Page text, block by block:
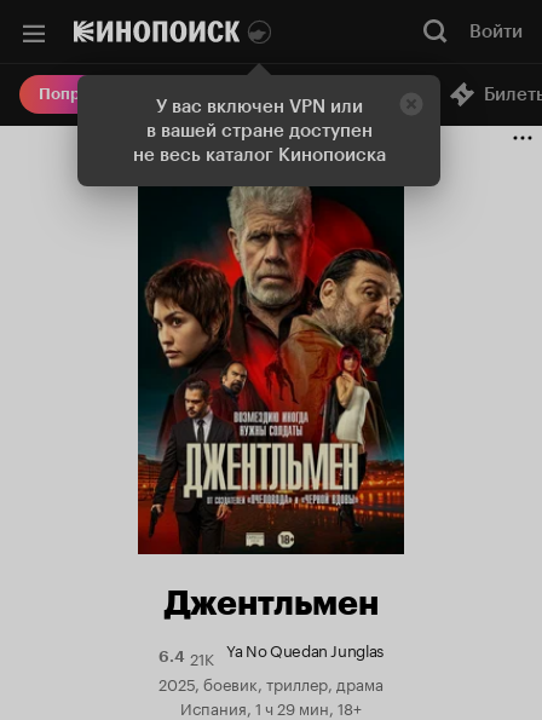
У вас включен VPN или
в вашей стране доступен
не весь каталог Кинопоиска
Войти
Попробовать Плюс Онлайн-кинотеатр
Джентльмен
6.4Рейтинг
Кинопоиска
6.4
21K Ya No Quedan Junglas
2025, боевик, триллер, драма
Испания, 1 ч 29 мин, 18+